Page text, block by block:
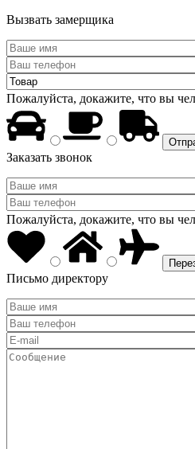
Вызвать замерщика
Пожалуйста, докажите, что вы
Заказать звонок
Пожалуйста, докажите, что вы
Письмо директору